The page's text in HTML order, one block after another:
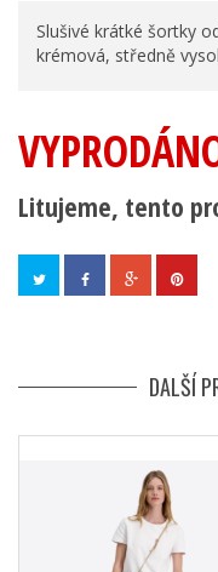
Slušivé krátké šortky
krémová, středně
Litujeme, tento
DALŠÍ